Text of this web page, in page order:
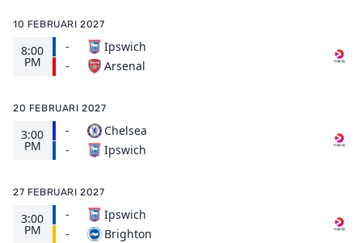
10 FEBRUARI 2027
8:00
PM
-
-
Ipswich
Arsenal
20 FEBRUARI 2027
3:00
PM
-
-
Chelsea
Ipswich
27 FEBRUARI 2027
3:00
PM
-
-
Ipswich
Brighton